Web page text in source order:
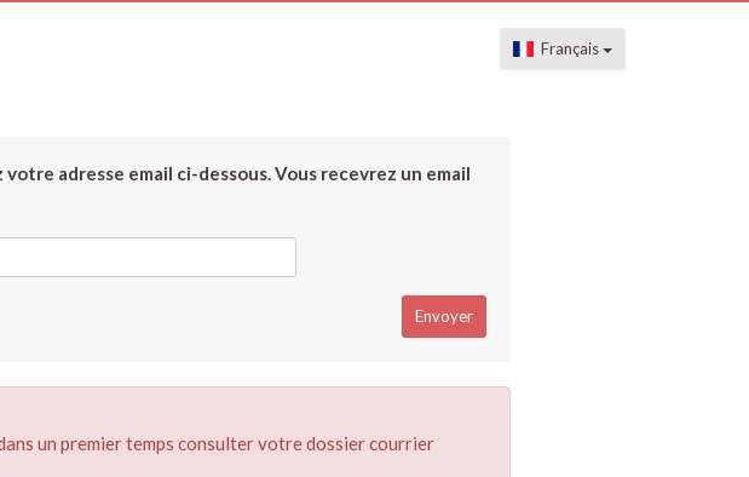
Français
adresse email ci-dessous. Vous recevrez un email
un premier temps consulter votre dossier courrier